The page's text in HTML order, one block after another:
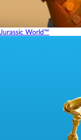
Jurassic World™